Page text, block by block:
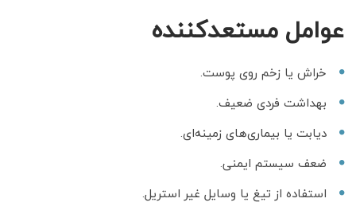
عوامل مستعدکننده
خراش یا زخم روی پوست.
بهداشت فردی ضعیف.
دیابت یا بیماری‌های زمینه‌ای.
ضعف سیستم ایمنی.
استفاده از تیغ یا وسایل غیر استریل.